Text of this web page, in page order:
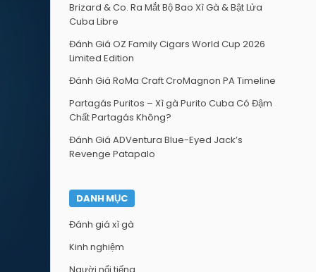
Brizard & Co. Ra Mắt Bộ Bao Xì Gà & Bật Lửa
Cuba Libre
Đánh Giá OZ Family Cigars World Cup 2026
Limited Edition
Đánh Giá RoMa Craft CroMagnon PA Timeline
Partagás Puritos – Xì gà Purito Cuba Có Đậm
Chất Partagás Không?
Đánh Giá ADVentura Blue-Eyed Jack’s
Revenge Patapalo
DANH MỤC
Đánh giá xì gà
Kinh nghiệm